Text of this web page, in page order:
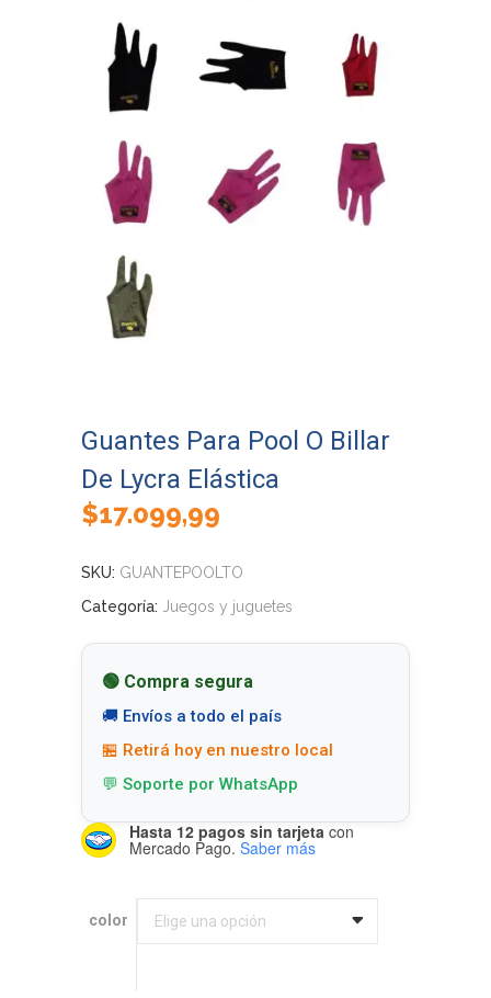
Guantes Para Pool O Billar
De Lycra Elástica
$17.099,99
SKU: GUANTEPOOLTO
Categoría: Juegos y juguetes
🟢 Compra segura
🚚 Envíos a todo el país
🏪 Retirá hoy en nuestro local
💬 Soporte por WhatsApp
Hasta 12 pagos sin tarjeta con
Mercado Pago. Saber más
color Elige una opción
color